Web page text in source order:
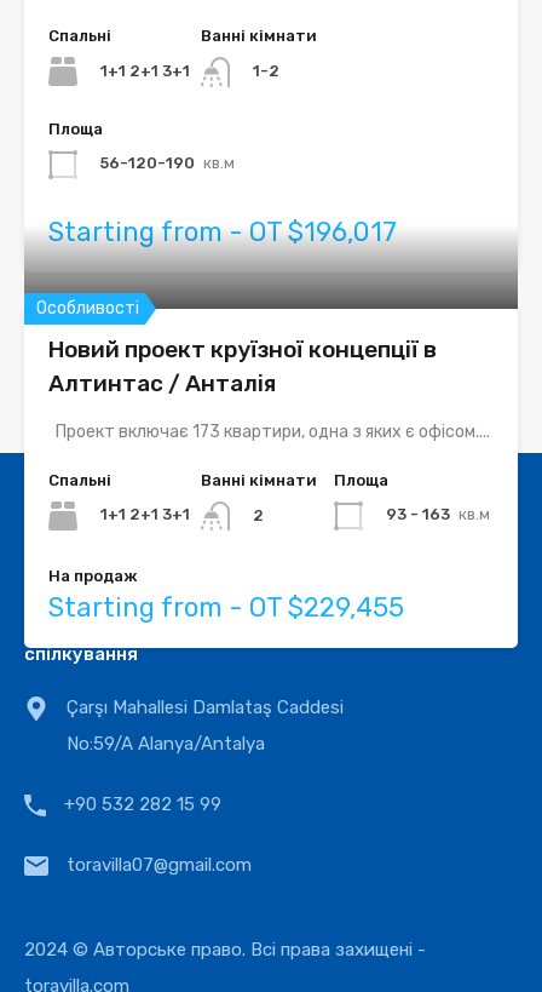
Спальні
1+1 2+1 3+1
Ванні кімнати
1-2
Площа
56-120-190 кв.м
Starting from - OT $196,017
Особливості
Новий проект круїзної концепції в
Алтинтас / Анталія
Проект включає 173 квартири, одна з яких є офісом....
Спальні
1+1 2+1 3+1
Ванні кімнати
2
Площа
93 - 163 кв.м
На продаж
Starting from - OT $229,455
спілкування
Çarşı Mahallesi Damlataş Caddesi
No:59/A Alanya/Antalya
+90 532 282 15 99
toravilla07@gmail.com
2024 © Авторське право. Всі права захищені -
toravilla.com